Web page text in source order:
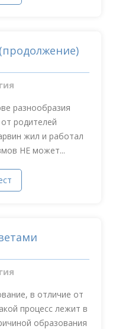
разнообразия
родителей
жил и работал
НЕ может...
в отличие от
процесс лежит в
обра​зо​ва​ния